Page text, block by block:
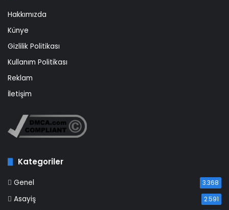
Hakkımızda
Künye
Gizlilik Politikası
Kullanım Politikası
Reklam
İletişim
Kategoriler
Genel 3.368
Asayiş 2.591